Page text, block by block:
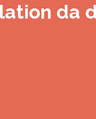
da